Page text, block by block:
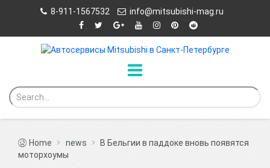
8-911-1567532 info@mitsubishi-mag.ru
Home news
В Бельгии в паддоке вновь появятся
моторхоумы